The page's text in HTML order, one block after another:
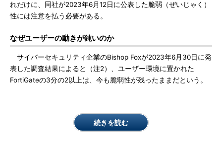
れだけに、同社が2023年6月12日に公表した脆弱（ぜいじゃく）
性には注意を払う必要がある。
なぜユーザーの動きが鈍いのか
サイバーセキュリティ企業のBishop Foxが2023年6月30日に発
表した調査結果によると（注2）、ユーザー環境に置かれた
FortiGateの3分の2以上は、今も脆弱性が残ったままだという。
続きを読む